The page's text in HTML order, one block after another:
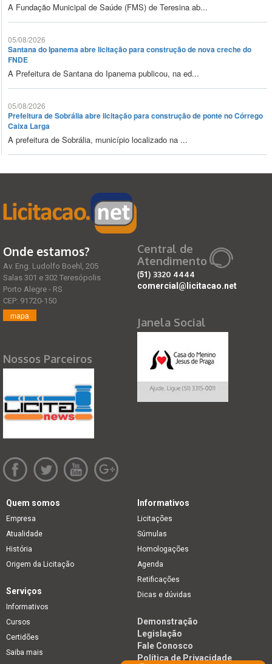
A Fundação Municipal de Saúde (FMS) de Teresina ab...
05/08/2026
Santana do Ipanema abre licitação para construção de nova creche do
FNDE
A Prefeitura de Santana do Ipanema publicou, na ed...
05/08/2026
Prefeitura de Sobrália abre licitação para construção de ponte no Córrego
Caixa Larga
A prefeitura de Sobrália, município localizado na ...
Onde estamos?
Av. Eng. Ludolfo Boehl, 205
Salas 301 e 302 Teresópolis
Porto Alegre - RS
CEP: 91720-150
mapa
Nossos Parceiros
Central de
Atendimento
(51) 3320 4444
comercial@licitacao.net
Janela Social
Quem somos
Empresa
Atualidade
História
Origem da Licitação
Informativos
Licitações
Súmulas
Homologações
Agenda
Retificações
Dicas e dúvidas
Serviços
Informativos
Cursos
Certidões
Saiba mais
Demonstração
Legislação
Fale Conosco
Política de Privacidade